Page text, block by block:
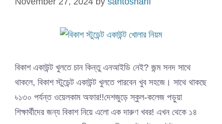
বিকাশ একাউন্ট খুলতে চান কিন্তু এনআইডি নেই? জন্ম সনদ সাথে
থাকলে, বিকাশ স্টুডেন্ট একাউন্ট খুলতে পারবেন খুব সহজে। সাথে থাকছে
৳১৩০ পর্যন্ত ওয়েলকাম অফার!!দেশজুড়ে স্কুল-কলেজ পড়ুয়া
শিক্ষার্থীদের জন্য বিকাশ নিয়ে এলো এক দারুণ খবর! এখন থেকে ১৪